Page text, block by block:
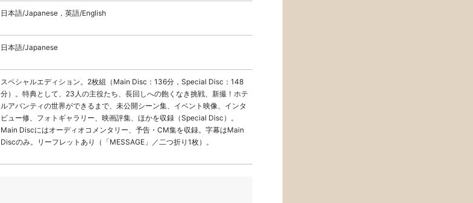
日本語/Japanese，英語/English
日本語/Japanese
スペシャルエディション。2枚組（Main Disc：136分，Special Disc：148
分）。特典として、23人の主役たち、長回しへの飽くなき挑戦、新撮！ホテ
ルアバンティの世界ができるまで、未公開シーン集、イベント映像、インタ
ビュー修、フォトギャラリー、映画評集、ほかを収録（Special Disc）。
Main Discにはオーディオコメンタリー、予告・CM集を収録。字幕はMain
Discのみ。リーフレットあり（「MESSAGE」／二つ折り1枚）。